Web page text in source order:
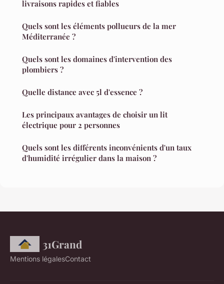
livraisons rapides et fiables
Quels sont les éléments pollueurs de la mer
Méditerranée ?
Quels sont les domaines d'intervention des
plombiers ?
Quelle distance avec 5l d'essence ?
Les principaux avantages de choisir un lit
électrique pour 2 personnes
Quels sont les différents inconvénients d'un taux
d'humidité irrégulier dans la maison ?
31Grand
Mentions légalesContact